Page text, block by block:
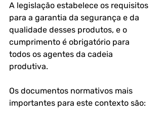
A legislação estabelece os requisitos
para a garantia da segurança e da
qualidade desses produtos, e o
cumprimento é obrigatório para
todos os agentes da cadeia
produtiva.
Os documentos normativos mais
importantes para este contexto são: